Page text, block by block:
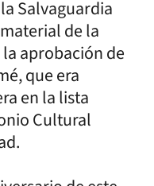
Salvaguardia
de la
aprobación de
que era
en la lista
Cultural